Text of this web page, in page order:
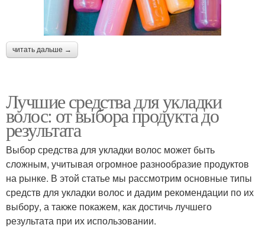
читать дальше →
Лучшие средства для укладки
волос: от выбора продукта до
результата
Выбор средства для укладки волос может быть
сложным, учитывая огромное разнообразие продуктов
на рынке. В этой статье мы рассмотрим основные типы
средств для укладки волос и дадим рекомендации по их
выбору, а также покажем, как достичь лучшего
результата при их использовании.